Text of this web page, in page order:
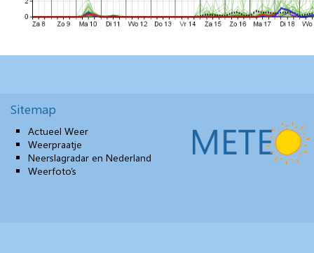
Sitemap
Actueel Weer
Weerpraatje
Neerslagradar en Nederland
Weerfoto’s